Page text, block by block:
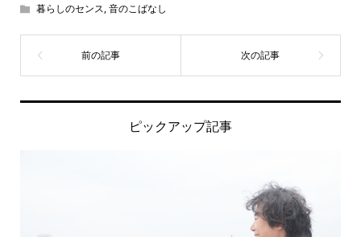
暮らしのセンス,音のこばなし
ピックアップ記事